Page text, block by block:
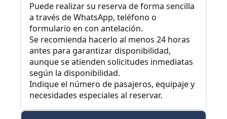
Puede realizar su reserva de forma sencilla
a través de WhatsApp, teléfono o
formulario en con antelación.
Se recomienda hacerlo al menos 24 horas
antes para garantizar disponibilidad,
aunque se atienden solicitudes inmediatas
según la disponibilidad.
Indique el número de pasajeros, equipaje y
necesidades especiales al reservar.